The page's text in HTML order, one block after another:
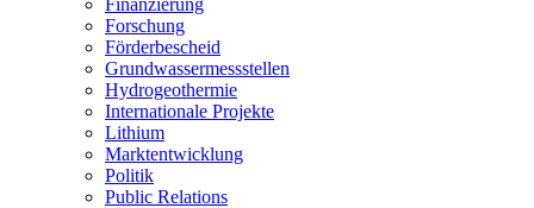
Finanzierung
Forschung
Förderbescheid
Grundwassermessstellen
Hydrogeothermie
Internationale Projekte
Lithium
Marktentwicklung
Politik
Public Relations